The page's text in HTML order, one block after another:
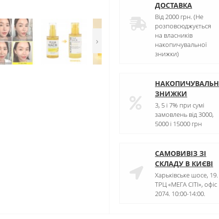
›
ДОСТАВКА
Від 2000 грн. (Не
розповсюджується
на власників
накопичувальної
знижки)
ЗНИЖКИ
3, 5 і 7% при сумі
замовлень від 3000,
5000 і 15000 грн
САМОВИВІЗ ЗІ
СКЛАДУ В КИЄВІ
Харьківське шосе, 19.
ТРЦ «МЕГА СІТІ», офіс
2074. 10:00-14:00.